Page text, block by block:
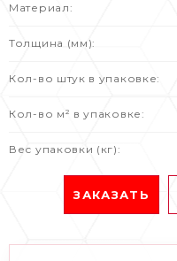
Материал:
Толщина (мм):
Кол-во штук в упаковке:
Кол-во м² в упаковке:
Вес упаковки (кг):
ЗАКАЗАТЬ